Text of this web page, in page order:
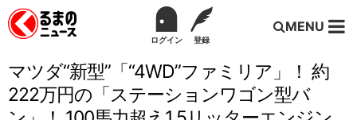
ログイン 登録
MENU
マツダ“新型”「“4WD”ファミリア」！ 約
222万円の「ステーションワゴン型バ